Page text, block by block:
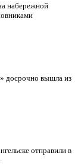
набережной
досрочно вышла из
отправили в